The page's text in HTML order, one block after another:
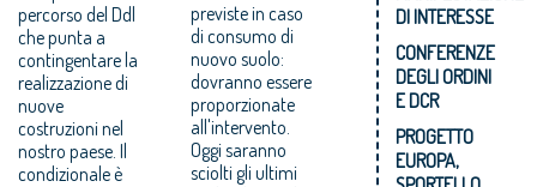
percorso del Ddl
che punta a
contingentare la
realizzazione di
nuove
costruzioni nel
nostro paese. Il
condizionale è
previste in caso
di consumo di
nuovo suolo:
dovranno essere
proporzionate
all'intervento.
Oggi saranno
sciolti gli ultimi
DI INTERESSE
CONFERENZE
DEGLI ORDINI
E DCR
PROGETTO
EUROPA,